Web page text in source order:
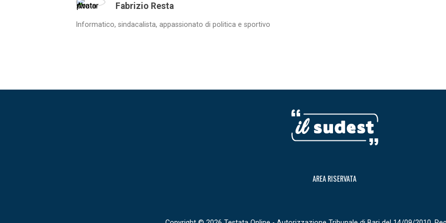
Fabrizio Resta
Informatico, sindacalista, appassionato di politica e sportivo
AREA RISERVATA